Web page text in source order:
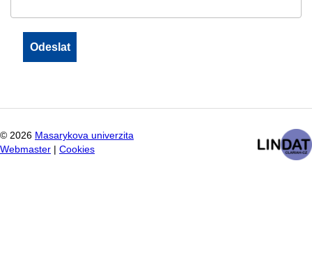
© 2026 Masarykova univerzita
Webmaster
Cookies